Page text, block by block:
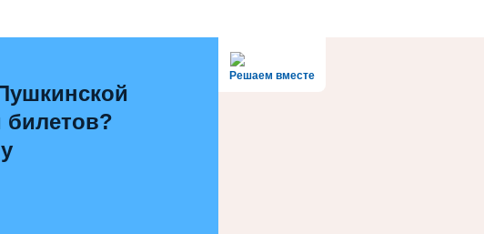
Решаем вместе
билетов?